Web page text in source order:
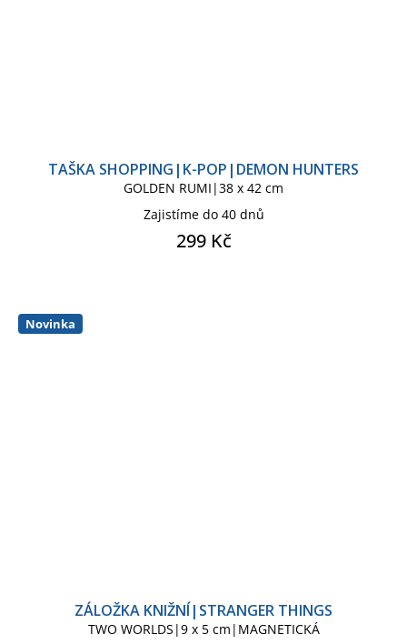
TAŠKA SHOPPING|K-POP|DEMON HUNTERS
GOLDEN RUMI|38 x 42 cm
Zajistíme do 40 dnů
299 Kč
Novinka
ZÁLOŽKA KNIŽNÍ|STRANGER THINGS
TWO WORLDS|9 x 5 cm|MAGNETICKÁ